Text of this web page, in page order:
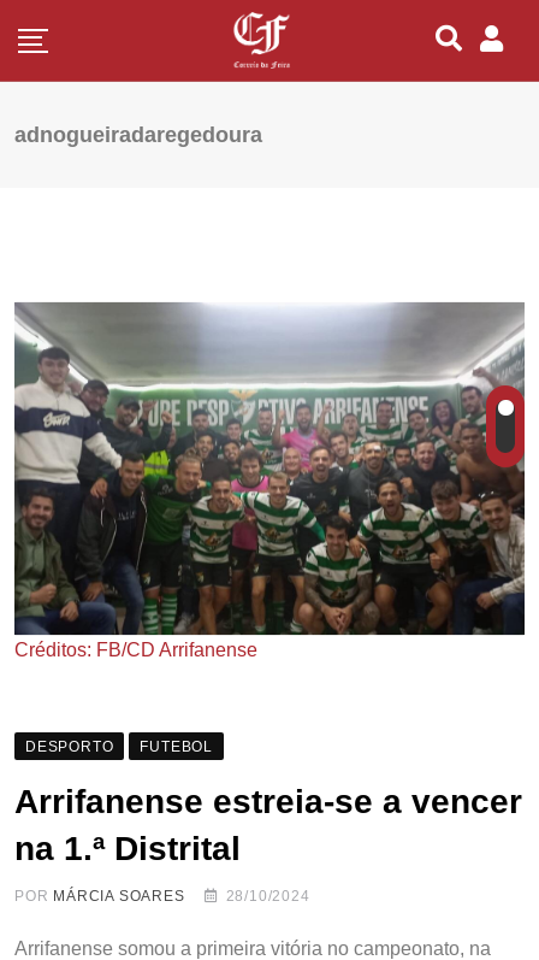
adnogueiradaregedoura
Créditos: FB/CD Arrifanense
DESPORTO FUTEBOL
Arrifanense estreia-se a vencer
na 1.ª Distrital
POR MÁRCIA SOARES 28/10/2024
Arrifanense somou a primeira vitória no campeonato, na